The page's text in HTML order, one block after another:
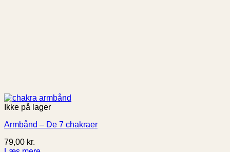
Ikke på lager
Armbånd – De 7 chakraer
79,00 kr.